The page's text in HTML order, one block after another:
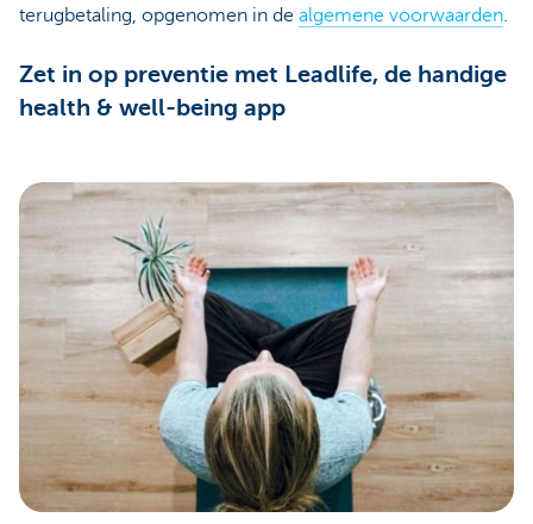
terugbetaling, opgenomen in de algemene voorwaarden.
Zet in op preventie met Leadlife, de handige
health & well-being app